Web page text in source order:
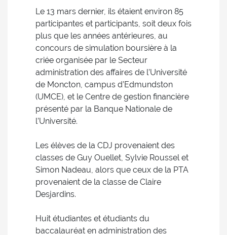
Le 13 mars dernier, ils étaient environ 85
participantes et participants, soit deux fois
plus que les années antérieures, au
concours de simulation boursière à la
criée organisée par le Secteur
administration des affaires de l’Université
de Moncton, campus d’Edmundston
(UMCE), et le Centre de gestion financière
présenté par la Banque Nationale de
l’Université.
Les élèves de la CDJ provenaient des
classes de Guy Ouellet, Sylvie Roussel et
Simon Nadeau, alors que ceux de la PTA
provenaient de la classe de Claire
Desjardins.
Huit étudiantes et étudiants du
baccalauréat en administration des